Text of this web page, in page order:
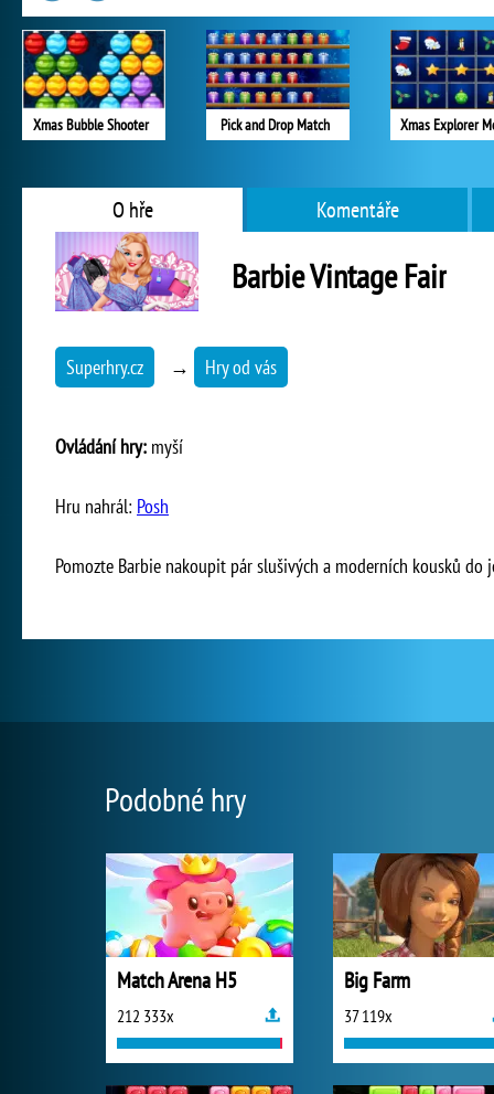
Xmas Bubble Shooter Pick and Drop Match Xmas Explorer
O hře Komentáře
Barbie Vintage Fair
Superhry.cz → Hry od vás
Ovládání hry: myší
Hru nahrál: Posh
Pomozte Barbie nakoupit pár slušivých a moderních kousků do
Podobné hry
Match Arena H5
212 333x
Big Farm
37 119x